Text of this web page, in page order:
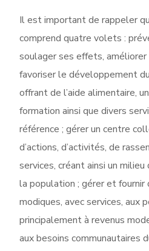
Il est important de rappeler
comprend quatre volets :
soulager ses effets,
favoriser le développement
offrant de l’aide alimentaire,
formation ainsi que divers
référence ; gérer un centre
d’actions, d’activités, de
services, créant ainsi un
la population ; gérer et
modiques, avec services, aux
principalement à revenus
aux besoins communautaires